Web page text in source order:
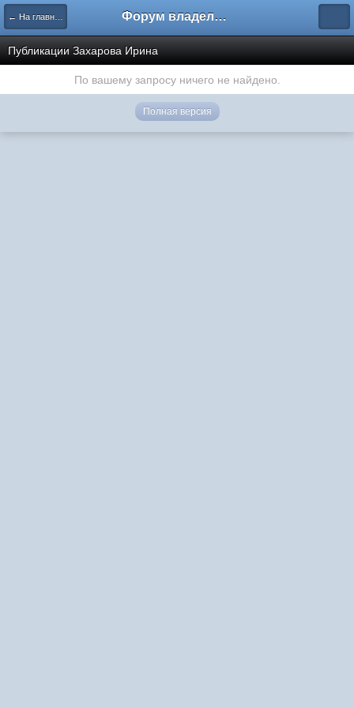
← На главную Форум владельцев интернет-магазинов
Публикации Захарова Ирина
По вашему запросу ничего не найдено.
Полная версия